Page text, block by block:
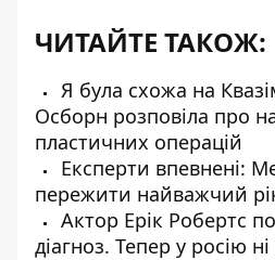
ЧИТАЙТЕ ТАКОЖ:
Я була схожа на
Осборн розповіла про
пластичних операцій
Експерти впевнені:
пережити найважчий рік
Актор Ерік Робертс
діагноз. Тепер у росію